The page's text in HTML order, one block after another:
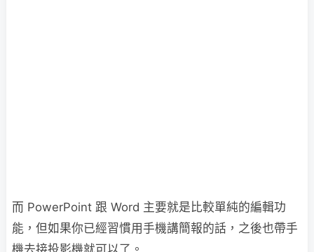
而 PowerPoint 跟 Word 主要就是比較單純的編輯功
能，但如果你已經習慣用手機講簡報的話，之後也帶手
機去接投影機就可以了。